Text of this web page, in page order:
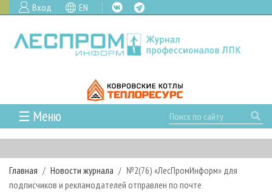
Вход EN
☰ Меню
ГЛАВНАЯ
РУБРИКИ И ТЕМЫ
РУБРИКИ ЖУРНАЛА
НОВОСТИ
Главная Новости журнала
№2(76) «ЛесПромИнформ» для
подписчиков и рекламодателей отправлен по почте